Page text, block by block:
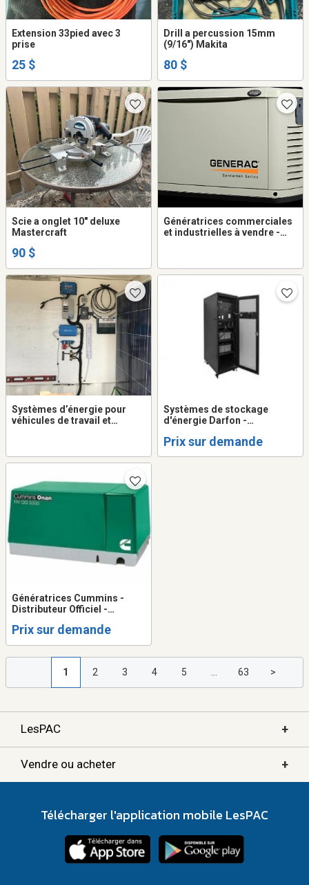
Extension 33pied avec 3
prise
25 $
Drill a percussion 15mm
(9/16") Makita
80 $
Scie a onglet 10" deluxe
Mastercraft
90 $
Génératrices commerciales
et industrielles à vendre -
Systèmes d’énergie pour
véhicules de travail et
Systèmes de stockage
d'énergie Darfon -
Prix sur demande
Génératrices Cummins -
Distributeur Officiel -
Prix sur demande
1 2 3 4 5 ... 63 >
LesPAC +
Vendre ou acheter +
Télécharger l'application mobile LesPAC